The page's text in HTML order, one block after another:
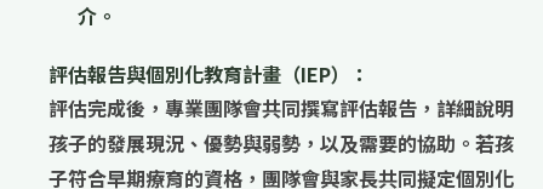
介。
評估報告與個別化教育計畫（IEP）：
評估完成後，專業團隊會共同撰寫評估報告，詳細說明
孩子的發展現況、優勢與弱勢，以及需要的協助。若孩
子符合早期療育的資格，團隊會與家長共同擬定個別化